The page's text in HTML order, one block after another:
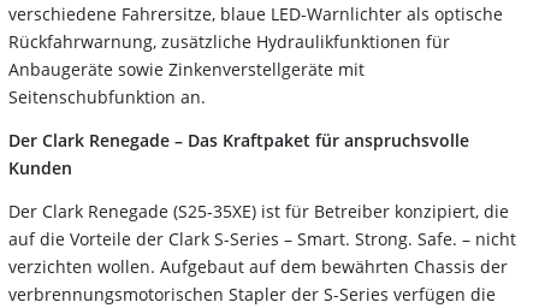
verschiedene Fahrersitze, blaue LED-Warnlichter als optische
Rückfahrwarnung, zusätzliche Hydraulikfunktionen für
Anbaugeräte sowie Zinkenverstellgeräte mit
Seitenschubfunktion an.
Der Clark Renegade – Das Kraftpaket für anspruchsvolle
Kunden
Der Clark Renegade (S25-35XE) ist für Betreiber konzipiert, die
auf die Vorteile der Clark S-Series – Smart. Strong. Safe. – nicht
verzichten wollen. Aufgebaut auf dem bewährten Chassis der
verbrennungsmotorischen Stapler der S-Series verfügen die